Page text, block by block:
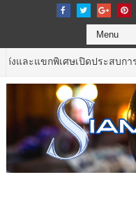
ดประสบการณ์สุดมันส์ “THE